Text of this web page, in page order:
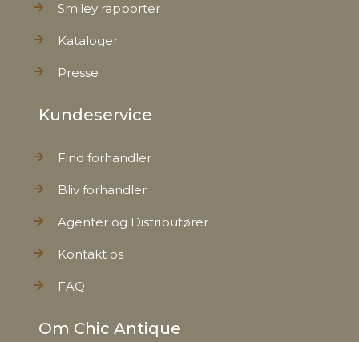
Smiley rapporter
Kataloger
Presse
Kundeservice
Find forhandler
Bliv forhandler
Agenter og Distributører
Kontakt os
FAQ
Om Chic Antique